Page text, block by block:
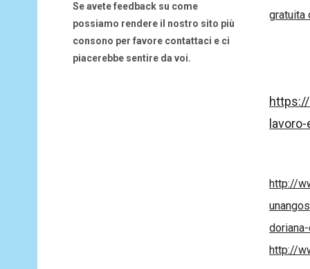
Se avete feedback su come
possiamo rendere il nostro sito più
consono per favore contattaci e ci
piacerebbe sentire da voi.
gratuita
http://
http://